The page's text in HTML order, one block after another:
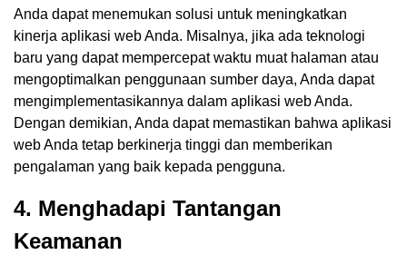
Anda dapat menemukan solusi untuk meningkatkan
kinerja aplikasi web Anda. Misalnya, jika ada teknologi
baru yang dapat mempercepat waktu muat halaman atau
mengoptimalkan penggunaan sumber daya, Anda dapat
mengimplementasikannya dalam aplikasi web Anda.
Dengan demikian, Anda dapat memastikan bahwa aplikasi
web Anda tetap berkinerja tinggi dan memberikan
pengalaman yang baik kepada pengguna.
4. Menghadapi Tantangan
Keamanan